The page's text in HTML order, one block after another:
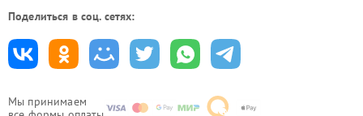
Мы принимаем
Поделиться в соц. сетях: